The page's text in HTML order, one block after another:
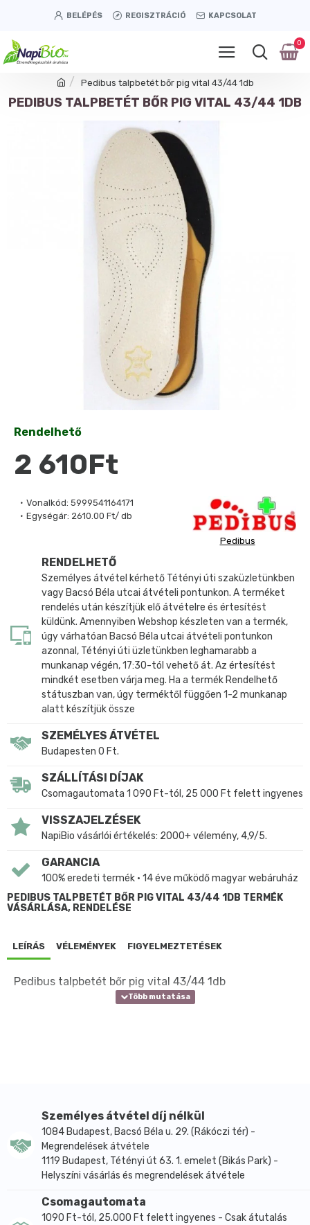
BELÉPÉS REGISZTRÁCIÓ KAPCSOLAT
0
Pedibus talpbetét bőr pig vital 43/44 1db
PEDIBUS TALPBETÉT BŐR PIG VITAL 43/44 1DB
Vonalkód: 5999541164171
Egységár: 2610.00 Ft/ db
Pedibus
Rendelhető
2 610Ft
RENDELHETŐ
Személyes átvétel kérhető Tétényi úti szaküzletünkben
vagy Bacsó Béla utcai átvételi pontunkon. A terméket
rendelés után készítjük elő átvételre és értesítést
küldünk. Amennyiben Webshop készleten van a termék,
úgy várhatóan Bacsó Béla utcai átvételi pontunkon
azonnal, Tétényi úti üzletünkben leghamarabb a
munkanap végén, 17:30-tól vehető át. Az értesítést
mindkét esetben várja meg. Ha a termék Rendelhető
státuszban van, úgy terméktől függően 1-2 munkanap
alatt készítjük össze
SZEMÉLYES ÁTVÉTEL
Budapesten 0 Ft.
SZÁLLÍTÁSI DÍJAK
Csomagautomata 1 090 Ft-tól, 25 000 Ft felett ingyenes
VISSZAJELZÉSEK
NapiBio vásárlói értékelés: 2000+ vélemény, 4,9/5.
GARANCIA
100% eredeti termék • 14 éve működő magyar webáruház
PEDIBUS TALPBETÉT BŐR PIG VITAL 43/44 1DB TERMÉK
VÁSÁRLÁSA, RENDELÉSE
LEÍRÁS VÉLEMÉNYEK FIGYELMEZTETÉSEK
Pedibus talpbetét bőr pig vital 43/44 1db
Személyes átvétel díj nélkül
1084 Budapest, Bacsó Béla u. 29. (Rákóczi tér) -
Megrendelések átvétele
1119 Budapest, Tétényi út 63. 1. emelet (Bikás Park) -
Helyszíni vásárlás és megrendelések átvétele
Csomagautomata
1090 Ft-tól, 25.000 Ft felett ingyenes - Csak átutalás